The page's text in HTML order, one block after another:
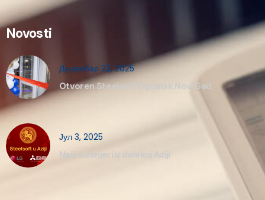
Novosti
Децембар 23, 2025
Otvoren Steelsoft Ogranak Novi Sad
Јул 3, 2025
Naši inženjeri u dalekoj Aziji